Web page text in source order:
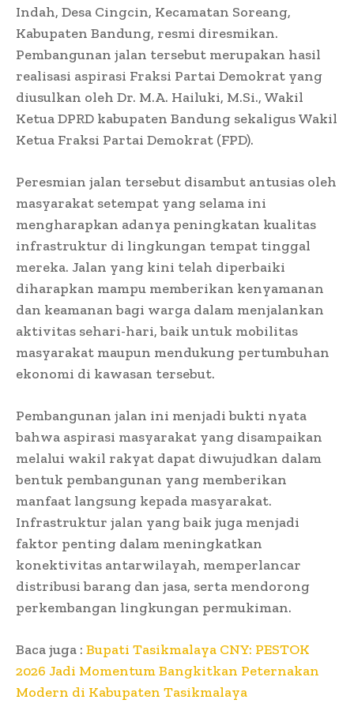
Indah, Desa Cingcin, Kecamatan Soreang,
Kabupaten Bandung, resmi diresmikan.
Pembangunan jalan tersebut merupakan hasil
realisasi aspirasi Fraksi Partai Demokrat yang
diusulkan oleh Dr. M.A. Hailuki, M.Si., Wakil
Ketua DPRD kabupaten Bandung sekaligus Wakil
Ketua Fraksi Partai Demokrat (FPD).
Peresmian jalan tersebut disambut antusias oleh
masyarakat setempat yang selama ini
mengharapkan adanya peningkatan kualitas
infrastruktur di lingkungan tempat tinggal
mereka. Jalan yang kini telah diperbaiki
diharapkan mampu memberikan kenyamanan
dan keamanan bagi warga dalam menjalankan
aktivitas sehari-hari, baik untuk mobilitas
masyarakat maupun mendukung pertumbuhan
ekonomi di kawasan tersebut.
Pembangunan jalan ini menjadi bukti nyata
bahwa aspirasi masyarakat yang disampaikan
melalui wakil rakyat dapat diwujudkan dalam
bentuk pembangunan yang memberikan
manfaat langsung kepada masyarakat.
Infrastruktur jalan yang baik juga menjadi
faktor penting dalam meningkatkan
konektivitas antarwilayah, memperlancar
distribusi barang dan jasa, serta mendorong
perkembangan lingkungan permukiman.
Baca juga : Bupati Tasikmalaya CNY: PESTOK
2026 Jadi Momentum Bangkitkan Peternakan
Modern di Kabupaten Tasikmalaya